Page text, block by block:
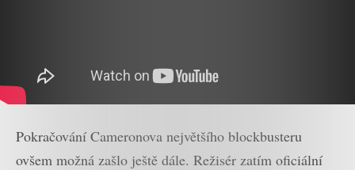
Pokračování Cameronova největšího blockbusteru
ovšem možná zašlo ještě dále. Režisér zatím oficiální